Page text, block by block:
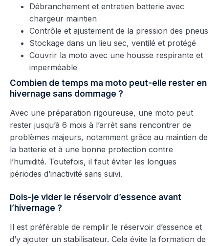
Débranchement et entretien batterie avec
chargeur maintien
Contrôle et ajustement de la pression des pneus
Stockage dans un lieu sec, ventilé et protégé
Couvrir la moto avec une housse respirante et
imperméable
Combien de temps ma moto peut-elle rester en
hivernage sans dommage ?
Avec une préparation rigoureuse, une moto peut
rester jusqu’à 6 mois à l’arrêt sans rencontrer de
problèmes majeurs, notamment grâce au maintien de
la batterie et à une bonne protection contre
l’humidité. Toutefois, il faut éviter les longues
périodes d’inactivité sans suivi.
Dois-je vider le réservoir d’essence avant
l’hivernage ?
Il est préférable de remplir le réservoir d’essence et
d’y ajouter un stabilisateur. Cela évite la formation de